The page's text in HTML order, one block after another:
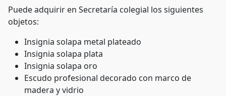
Puede adquirir en Secretaría colegial los siguientes
objetos:
Insignia solapa metal plateado
Insignia solapa plata
Insignia solapa oro
Escudo profesional decorado con marco de
madera y vidrio